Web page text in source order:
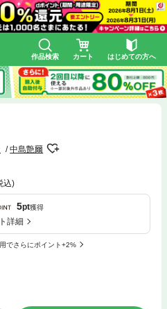
作品検索 カート はじめての方へ
中島艶爾
込)
5pt獲得
詳細
でさらにポイント+2%